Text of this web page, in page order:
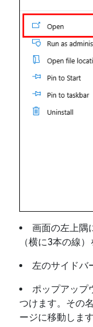
画面の左上隅
（横に3本の線
左のサイドバ
ポップアップ
つけます。その
ージに移動します